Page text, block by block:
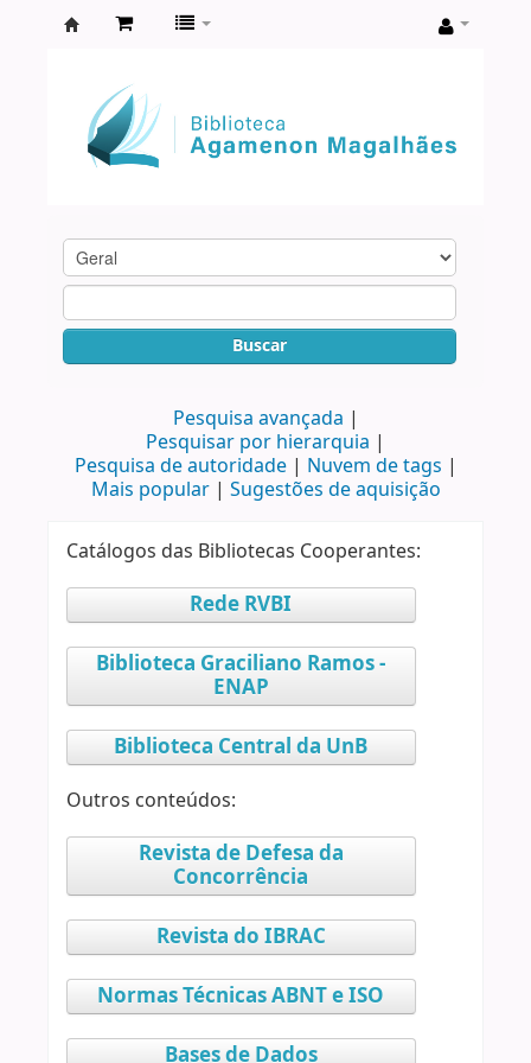
Agamenon
Magalhães
Buscar
Pesquisa avançada
Pesquisar por hierarquia
Pesquisa de autoridade
Nuvem de tags
Mais popular
Sugestões de aquisição
Catálogos das Bibliotecas Cooperantes:
Rede RVBI
Biblioteca Graciliano Ramos -
ENAP
Biblioteca Central da UnB
Outros conteúdos:
Revista de Defesa da
Concorrência
Revista do IBRAC
Normas Técnicas ABNT e ISO
Bases de Dados